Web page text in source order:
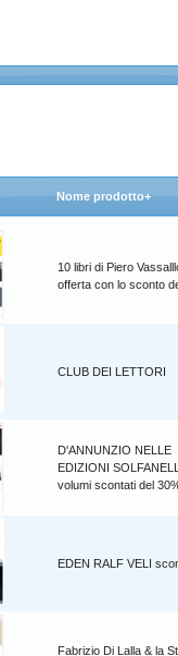
Nome prodotto+
10 libri di Piero
offerta con lo sconto
CLUB DEI LETTORI
D'ANNUNZIO NELLE
EDIZIONI
volumi scontati del
EDEN RALF VELI
Fabrizio Di Lalla & la